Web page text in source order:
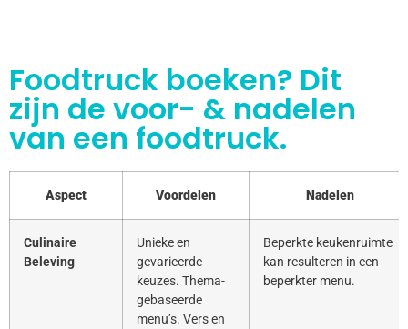
Foodtruck boeken? Dit
zijn de voor- & nadelen
van een foodtruck.
Aspect Voordelen Nadelen
Culinaire
Beleving
Unieke en
gevarieerde
keuzes. Thema-
gebaseerde
menu’s. Vers en
Beperkte keukenruimte
kan resulteren in een
beperkter menu.